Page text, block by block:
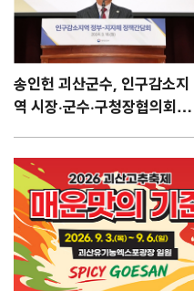
송인헌 괴산군수, 인구감소지
역 시장·군수·구청장협의회장